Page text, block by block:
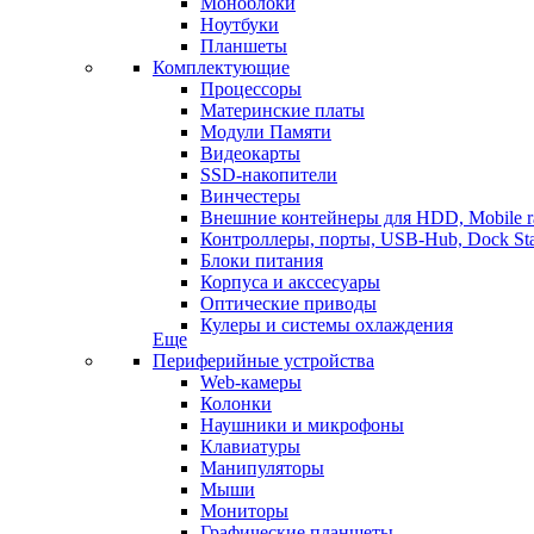
Ноутбуки
Планшеты
Комплектующие
Процессоры
Материнские платы
Модули Памяти
Видеокарты
SSD-накопители
Винчестеры
Внешние контейнеры для HDD, Mobile
Контроллеры, порты, USB-Hub, Dock
Блоки питания
Корпуса и акссесуары
Оптические приводы
Кулеры и системы охлаждения
Еще
Периферийные устройства
Web-камеры
Колонки
Наушники и микрофоны
Клавиатуры
Манипуляторы
Мыши
Мониторы